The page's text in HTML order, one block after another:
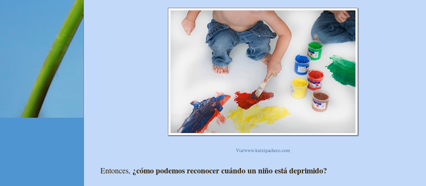
Via/www.kutxipacheco.com
Entonces, ¿cómo podemos reconocer cuándo un niño está deprimido?